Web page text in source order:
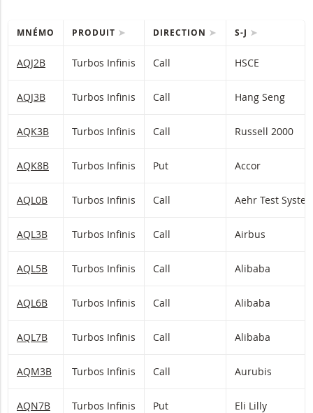
MNÉMO PRODUIT DIRECTION S-J
AQJ2B Turbos Infinis Call HSCE
AQJ3B Turbos Infinis Call Hang Seng
AQK3B Turbos Infinis Call Russell 2000
AQK8B Turbos Infinis Put Accor
AQL0B Turbos Infinis Call Aehr Test
AQL3B Turbos Infinis Call Airbus
AQL5B Turbos Infinis Call Alibaba
AQL6B Turbos Infinis Call Alibaba
AQL7B Turbos Infinis Call Alibaba
AQM3B Turbos Infinis Call Aurubis
AQN7B Turbos Infinis Put Eli Lilly